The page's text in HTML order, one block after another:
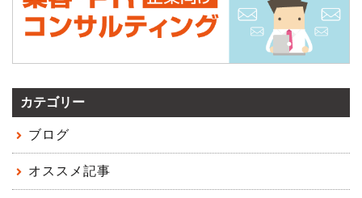
カテゴリー
ブログ
オススメ記事